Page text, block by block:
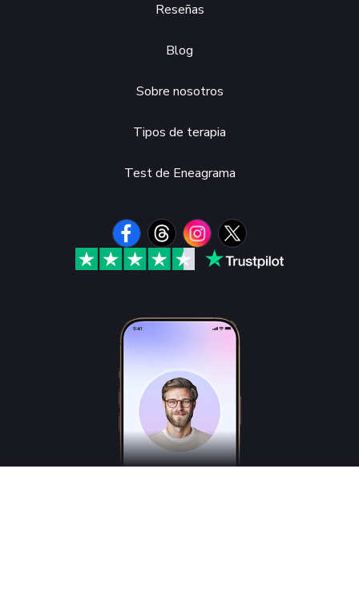
Reseñas
Blog
Sobre nosotros
Tipos de terapia
Test de Eneagrama